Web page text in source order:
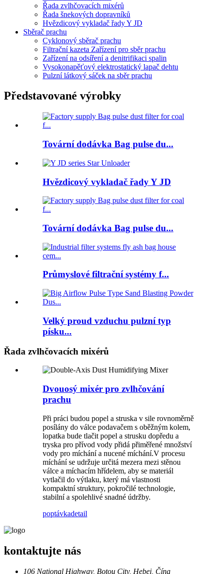
Řada zvlhčovacích mixérů
Řada šnekových dopravníků
Hvězdicový vykladač řady Y JD
Sběrač prachu
Cyklonový sběrač prachu
Filtrační kazeta Zařízení pro sběr prachu
Zařízení na odsíření a denitrifikaci spalin
Vysokonapěťový elektrostatický lapač dehtu
Pulzní látkový sáček na sběr prachu
Představované výrobky
Tovární dodávka Bag pulse du...
Hvězdicový vykladač řady Y JD
Tovární dodávka Bag pulse du...
Průmyslové filtrační systémy f...
Velký proud vzduchu pulzní typ
písku...
Řada zvlhčovacích mixérů
Dvouosý mixér pro zvlhčování
prachu
Při práci budou popel a struska v sile rovnoměrně
posílány do válce podavačem s oběžným kolem,
lopatka bude tlačit popel a strusku dopředu a
tryska pro přívod vody přidá přiměřené množství
vody pro míchání a nucené míchání.V procesu
míchání se udržuje určitá mezera mezi stěnou
válce a míchacím hřídelem, aby se materiál
vytlačil do výtlaku, který má vlastnosti
kompaktní struktury, pokročilé technologie,
stabilní a spolehlivé snadné údržby.
poptávkadetail
kontaktujte nás
106 National Highway, Botou City, Hebei, Čína